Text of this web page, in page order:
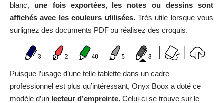
blanc, une fois exportées, les notes ou dessins sont
affichés avec les couleurs utilisées.Très utile lorsque vous
surlignez des documents PDF ou réalisez des croquis.
Puisque l’usage d’une telle tablette dans un cadre
professionnel est plus qu’intéressant, Onyx Boox a doté ce
modèle d’un lecteur d’empreinte. Celui-ci se trouve sur le